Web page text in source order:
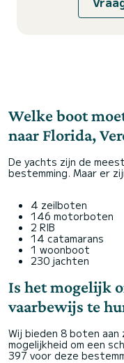
Welke boot
naar Florida,
De yachts zijn de
bestemming. Maar er
4 zeilboten
146 motorboten
2 RIB
14 catamarans
1 woonboot
230 jachten
Is het mogelijk
vaarbewijs te
Wij bieden 8 boten aan
mogelijkheid om een
397 voor deze